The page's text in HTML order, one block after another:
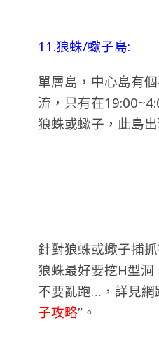
11.狼蛛/蠍子島:
單層島，中心島有
流，只有在
狼蛛或蠍子，此島
針對狼蛛或蠍子捕
狼蛛最好要挖H型
不要亂跑…，詳見網
子攻略”。